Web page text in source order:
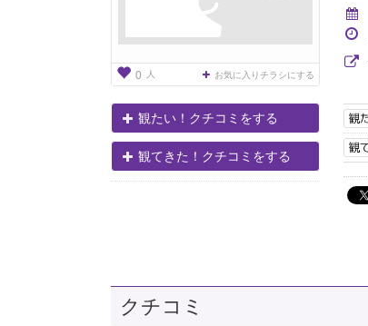
0 人 お気に入りチラシにする
観たい！クチコミをする
観てきた！クチコミをする
クチコミ